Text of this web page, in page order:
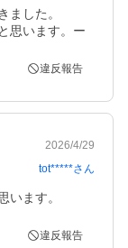
ました。
思います。ー
違反報告
2026/4/29
tot*****さん
います。
違反報告